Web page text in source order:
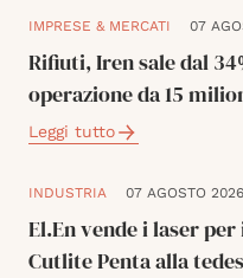
IMPRESE & MERCATI 07
Rifiuti, Iren sale dal
operazione da 15
Leggi tutto
INDUSTRIA 07 AGOSTO 2026
El.En vende i laser
Cutlite Penta alla